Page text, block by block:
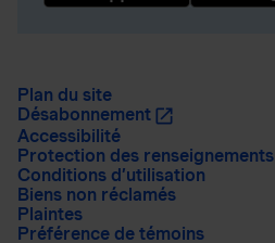
Plan du site
Désabonnement
Accessibilité
Protection des
Conditions d’utilisation
Biens non réclamés
Plaintes
Préférence de témoins